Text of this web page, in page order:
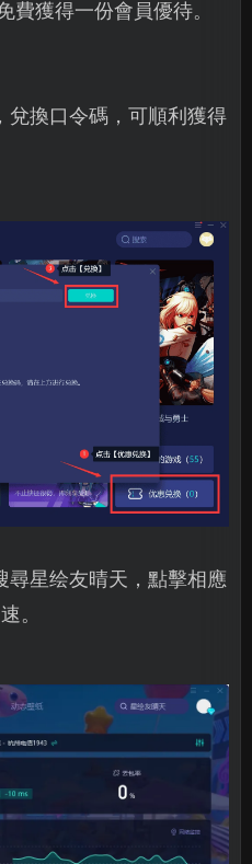
費獲得一份會員優待。
兌換口令碼，可順利獲得
尋星绘友晴天，點擊相應
。